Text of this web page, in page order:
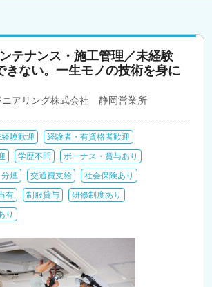
テナンス・施工管理／未経験
きない。一生モノの技術を身に
ニアリング株式会社 静岡営業所
験歓迎
経験者・有資格者歓迎
学歴不問
ボーナス・賞与あり
煙 交通費支給
社会保険あり
有
制服貸与
研修制度あり
り